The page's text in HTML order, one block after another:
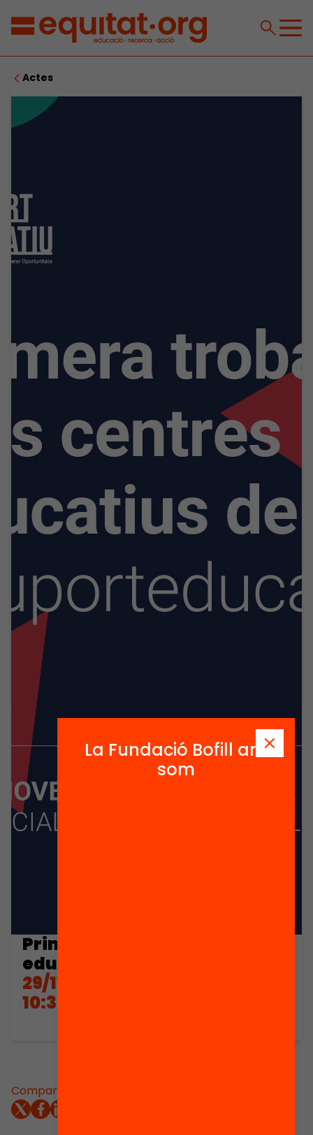
Actes
Primera trobada dels centres
educatius de Suport Educatiu
29/11/2022
10:30 - 14:30
Comparteix:
La Fundació Bofill ara
som